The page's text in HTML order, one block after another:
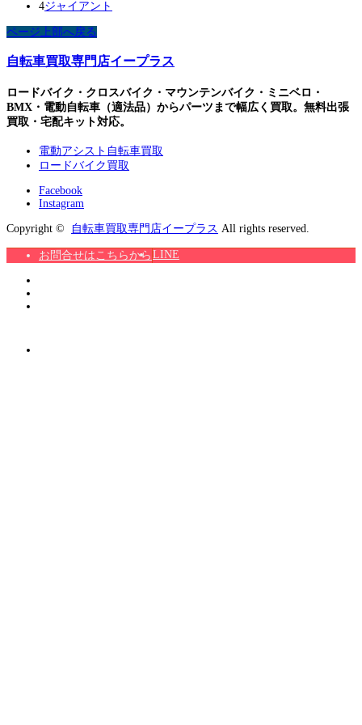
4ジャイアント
ページ上部へ戻る
自転車買取専門店イープラス
ロードバイク・クロスバイク・マウンテンバイク・ミニベロ・
BMX・電動自転車（適法品）からパーツまで幅広く買取。無料出張
買取・宅配キット対応。
電動アシスト自転車買取
ロードバイク買取
Facebook
Instagram
Copyright © 自転車買取専門店イープラス All rights reserved.
お問合せはこちらから LINE